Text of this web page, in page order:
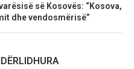
së Kosovës: “Kosova,
dhe vendosmërisë”